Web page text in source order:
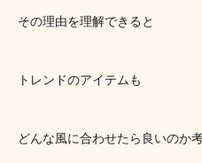
その理由を理解できると
トレンドのアイテムも
どんな風に合わせたら良いのか